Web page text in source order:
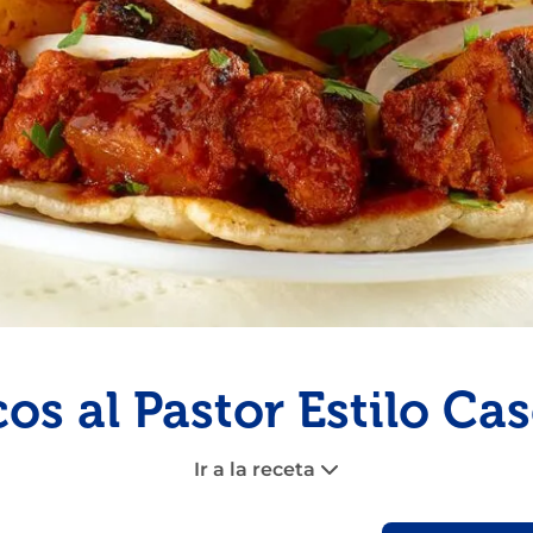
Tarta
Pudin
Pescado
Camarón
al Pastor Estilo
Ir a la receta